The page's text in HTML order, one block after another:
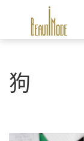
狗